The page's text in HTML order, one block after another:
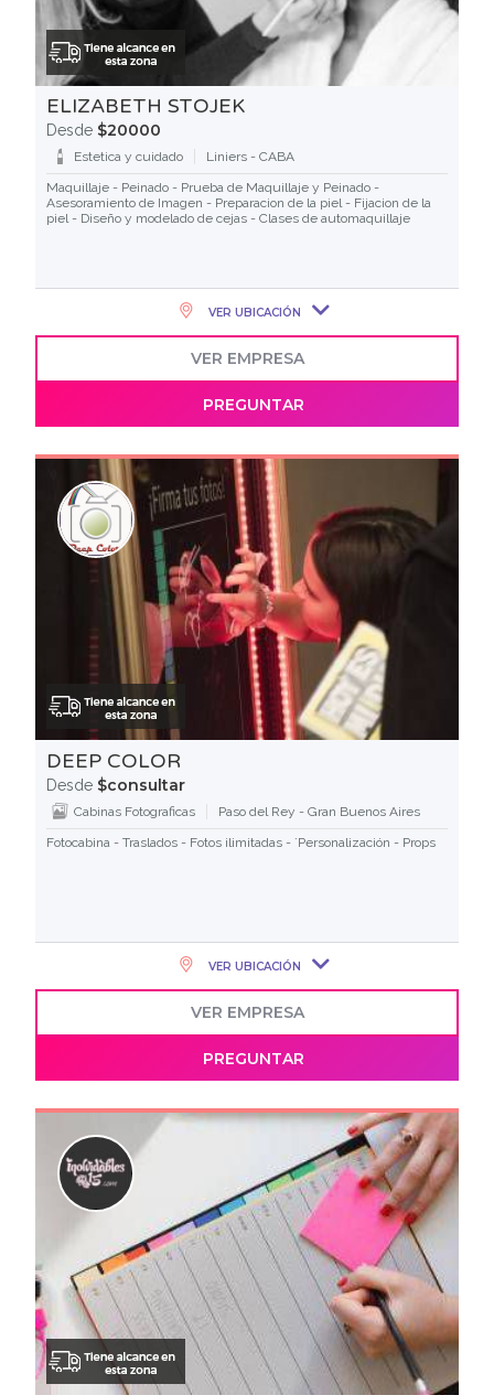
ELIZABETH STOJEK
Desde $20000
Estetica y cuidado
Liniers - CABA
Maquillaje - Peinado - Prueba de Maquillaje y Peinado -
Asesoramiento de Imagen - Preparacion de la piel - Fijacion de la
piel - Diseño y modelado de cejas - Clases de automaquillaje
VER UBICACIÓN
VER EMPRESA
PREGUNTAR
DEEP COLOR
Desde $consultar
Cabinas Fotograficas
Paso del Rey - Gran Buenos Aires
Fotocabina - Traslados - Fotos ilimitadas - ´Personalización - Props
VER UBICACIÓN
VER EMPRESA
PREGUNTAR